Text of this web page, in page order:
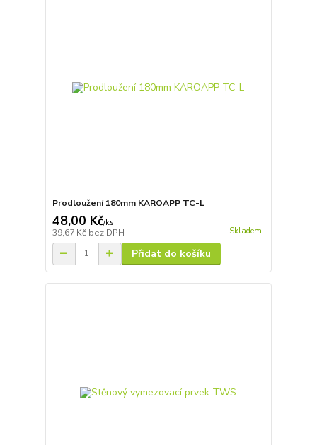
Prodloužení 180mm KAROAPP TC-L
48,00 Kč/ks
39,67 Kč bez DPH Skladem
Přidat do košíku